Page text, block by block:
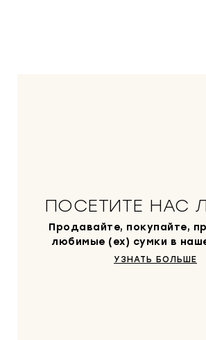
ПОСЕТИТЕ НАС
Продавайте, покупайте,
любимые (ex) сумки в
УЗНАТЬ БОЛЬШЕ